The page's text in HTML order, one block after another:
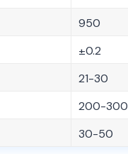
950
±0.2
21-30
200-300
30-50